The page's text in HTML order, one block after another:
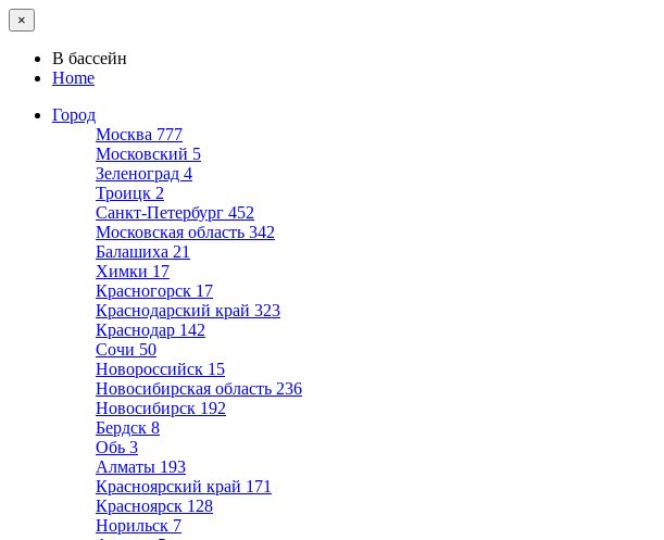
×
В бассейн
Home
Город
Москва 777
Московский 5
Зеленоград 4
Троицк 2
Санкт-Петербург 452
Московская область 342
Балашиха 21
Химки 17
Красногорск 17
Краснодарский край 323
Краснодар 142
Сочи 50
Новороссийск 15
Новосибирская область 236
Новосибирск 192
Бердск 8
Обь 3
Алматы 193
Красноярский край 171
Красноярск 128
Норильск 7